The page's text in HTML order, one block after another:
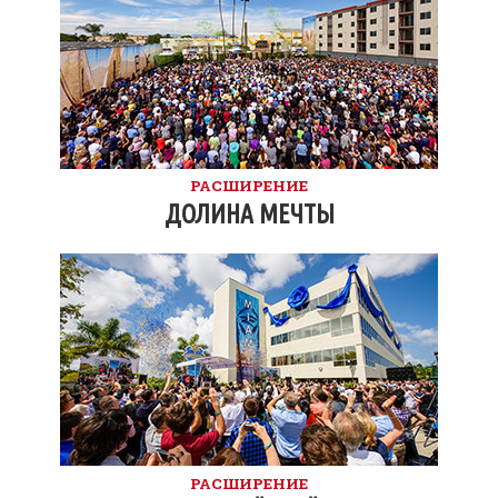
РАСШИРЕНИЕ
ДОЛИНА МЕЧТЫ
РАСШИРЕНИЕ